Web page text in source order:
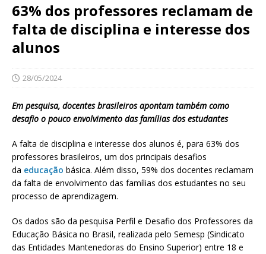
63% dos professores reclamam de
falta de disciplina e interesse dos
alunos
28/05/2024
Em pesquisa, docentes brasileiros apontam também como
desafio o pouco envolvimento das famílias dos estudantes
A falta de disciplina e interesse dos alunos é, para 63% dos
professores brasileiros, um dos principais desafios
da educação básica. Além disso, 59% dos docentes reclamam
da falta de envolvimento das famílias dos estudantes no seu
processo de aprendizagem.
Os dados são da pesquisa Perfil e Desafio dos Professores da
Educação Básica no Brasil, realizada pelo Semesp (Sindicato
das Entidades Mantenedoras do Ensino Superior) entre 18 e